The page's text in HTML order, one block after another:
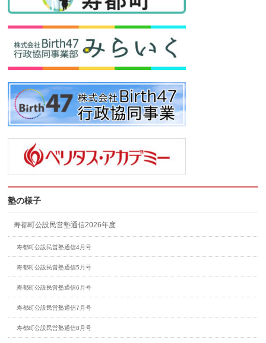
塾の様子
寿都町公設民営塾通信2026年度
寿都町公設民営塾通信4月号
寿都町公設民営塾通信5月号
寿都町公設民営塾通信6月号
寿都町公設民営塾通信7月号
寿都町公設民営塾通信8月号